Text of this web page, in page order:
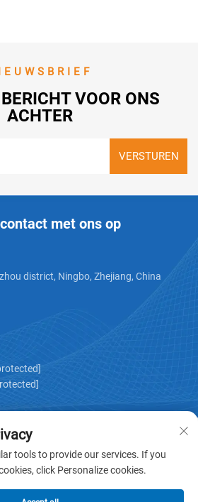
VOOR ONS
ACHTER
met ons op
district, Ningbo, Zhejiang, China
Privacybeleid
tools to provide our services. If you
click Personalize cookies.